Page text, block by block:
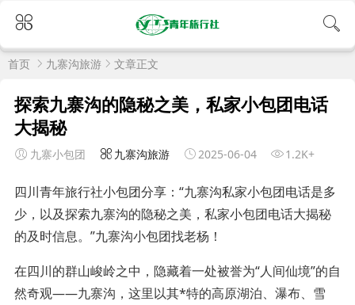
首页 九寨沟旅游 文章正文
探索九寨沟的隐秘之美，私家小包团电话
大揭秘
九寨小包团 九寨沟旅游 2025-06-04 1.2K+
四川青年旅行社小包团分享：“九寨沟私家小包团电话是多
少，以及探索九寨沟的隐秘之美，私家小包团电话大揭秘
的及时信息。”九寨沟小包团找老杨！
在四川的群山峻岭之中，隐藏着一处被誉为“人间仙境”的自
然奇观——九寨沟，这里以其*特的高原湖泊、瀑布、雪